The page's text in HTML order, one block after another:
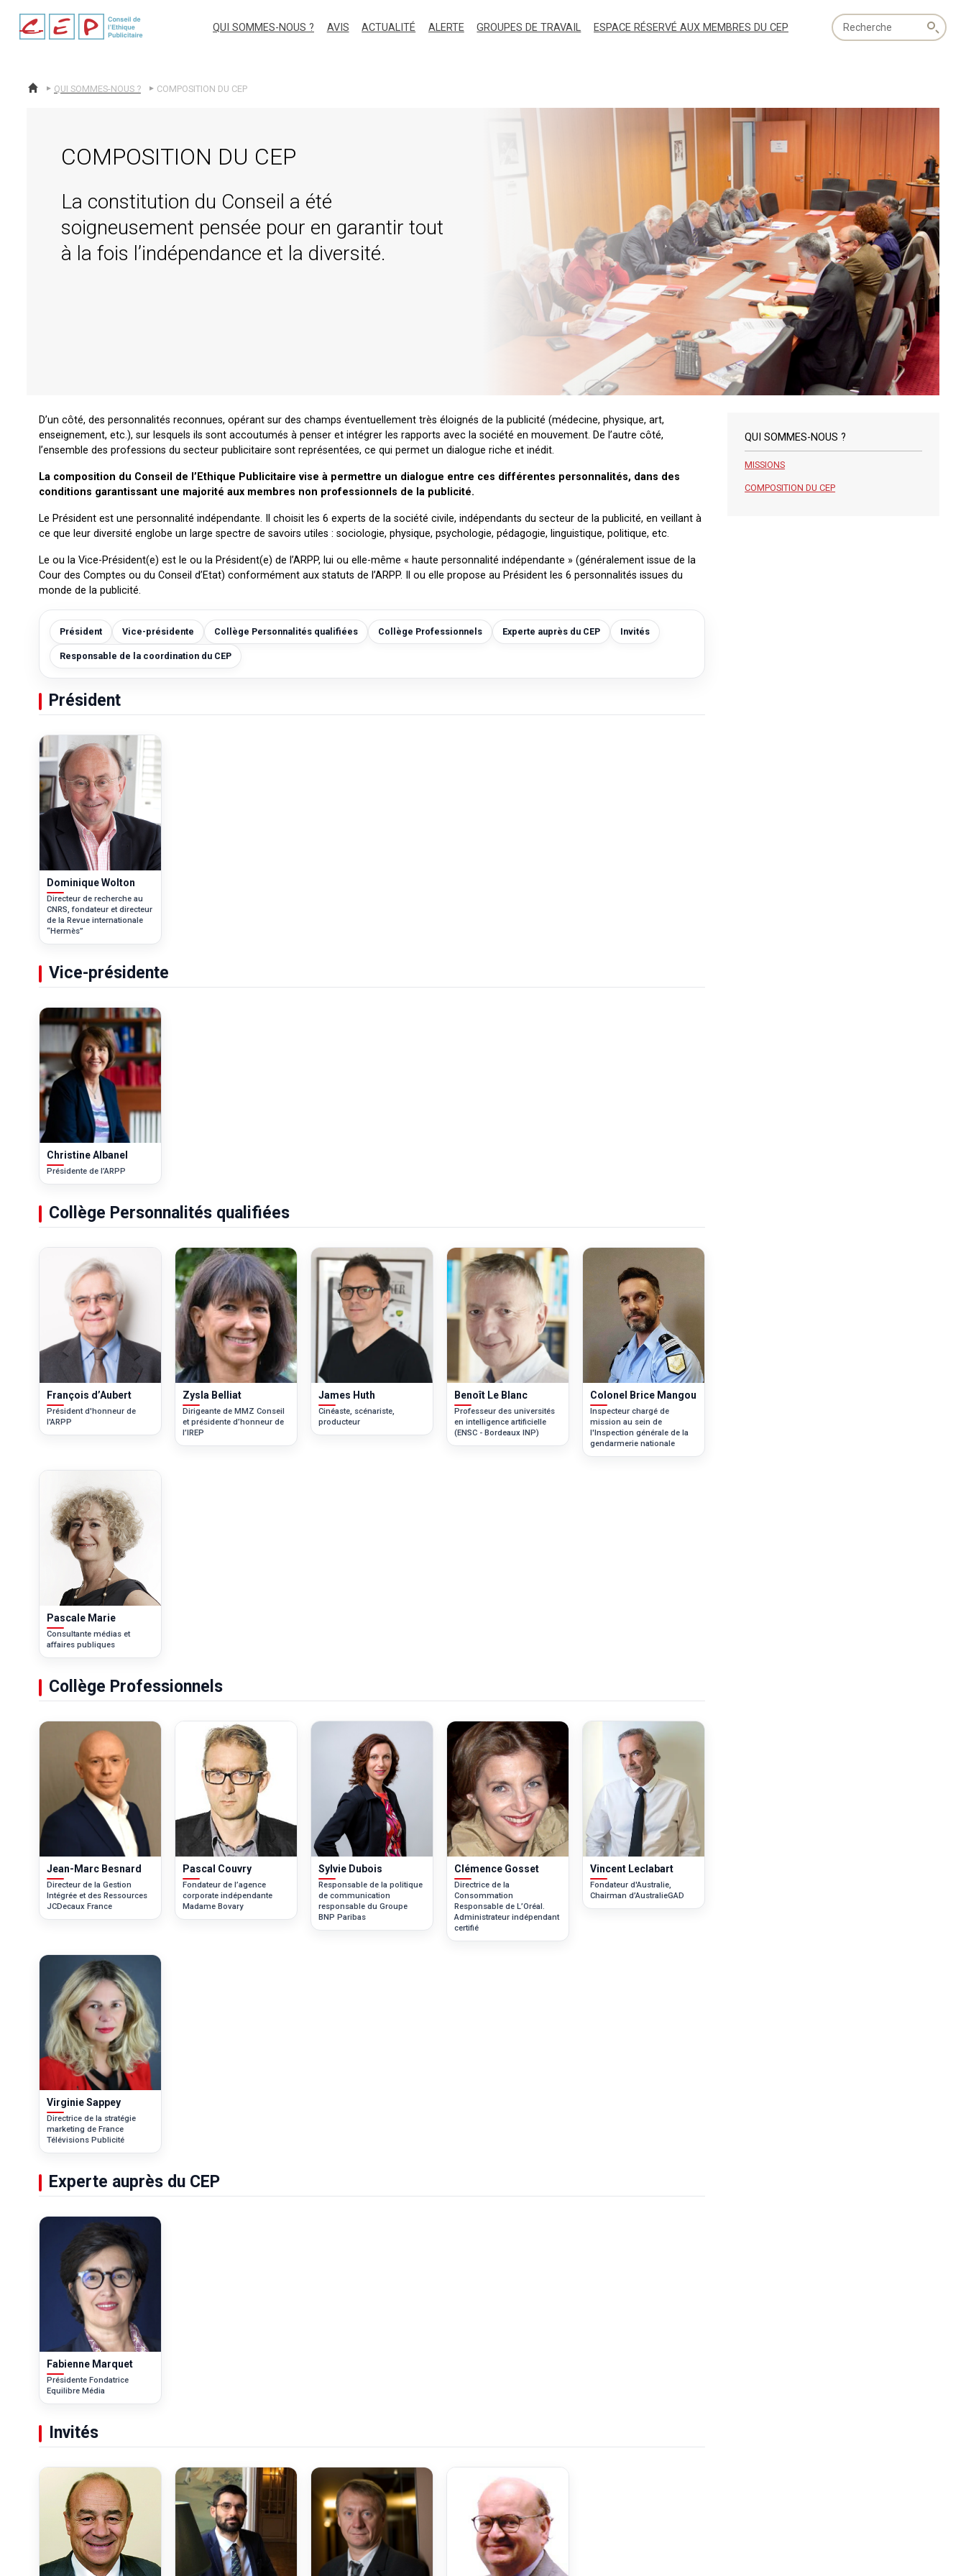
cep
Recherche
globale
QUI SOMMES-NOUS ? AVIS ACTUALITÉ ALERTE GROUPES DE TRAVAIL ESPACE RÉSERVÉ AUX MEMBRES DU CEP
ACCUEIL
QUI SOMMES-NOUS ? COMPOSITION DU CEP
COMPOSITION DU CEP
La constitution du Conseil a été
soigneusement pensée pour en garantir tout
à la fois l’indépendance et la diversité.
D’un côté, des personnalités reconnues, opérant sur des champs éventuellement très éloignés de la publicité (médecine, physique, art,
enseignement, etc.), sur lesquels ils sont accoutumés à penser et intégrer les rapports avec la société en mouvement. De l’autre côté,
l’ensemble des professions du secteur publicitaire sont représentées, ce qui permet un dialogue riche et inédit.
La composition du Conseil de l’Ethique Publicitaire vise à permettre un dialogue entre ces différentes personnalités, dans des
conditions garantissant une majorité aux membres non professionnels de la publicité.
Le Président est une personnalité indépendante. Il choisit les 6 experts de la société civile, indépendants du secteur de la publicité, en veillant à
ce que leur diversité englobe un large spectre de savoirs utiles : sociologie, physique, psychologie, pédagogie, linguistique, politique, etc.
Le ou la Vice-Président(e) est le ou la Président(e) de l’ARPP, lui ou elle-même « haute personnalité indépendante » (généralement issue de la
Cour des Comptes ou du Conseil d’Etat) conformément aux statuts de l’ARPP. Il ou elle propose au Président les 6 personnalités issues du
monde de la publicité.
Président Vice-présidente Collège Personnalités qualifiées Collège Professionnels Experte auprès du CEP Invités
Responsable de la coordination du CEP
Président
Dominique Wolton
Directeur de recherche au
CNRS, fondateur et directeur
de la Revue internationale
“Hermès”
Vice-présidente
Christine Albanel
Présidente de l’ARPP
Collège Personnalités qualifiées
François d’Aubert
Président d'honneur de
l'ARPP
Zysla Belliat
Dirigeante de MMZ Conseil
et présidente d’honneur de
l’IREP
James Huth
Cinéaste, scénariste,
producteur
Benoît Le Blanc
Professeur des universités
en intelligence artificielle
(ENSC - Bordeaux INP)
Colonel Brice Mangou
Inspecteur chargé de
mission au sein de
l'Inspection générale de la
gendarmerie nationale
Pascale Marie
Consultante médias et
affaires publiques
Collège Professionnels
Jean-Marc Besnard
Directeur de la Gestion
Intégrée et des Ressources
JCDecaux France
Pascal Couvry
Fondateur de l’agence
corporate indépendante
Madame Bovary
Sylvie Dubois
Responsable de la politique
de communication
responsable du Groupe
BNP Paribas
Clémence Gosset
Directrice de la
Consommation
Responsable de L’Oréal.
Administrateur indépendant
certifié
Vincent Leclabart
Fondateur d'Australie,
Chairman d’AustralieGAD
Virginie Sappey
Directrice de la stratégie
marketing de France
Télévisions Publicité
Experte auprès du CEP
Fabienne Marquet
Présidente Fondatrice
Equilibre Média
Invités
QUI SOMMES-NOUS ?
MISSIONS
COMPOSITION DU CEP